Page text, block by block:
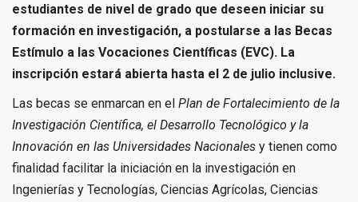
estudiantes de nivel de grado que deseen iniciar su
formación en investigación, a postularse a las Becas
Estímulo a las Vocaciones Científicas (EVC). La
inscripción estará abierta hasta el 2 de julio inclusive.
Las becas se enmarcan en el Plan de Fortalecimiento de la
Investigación Científica, el Desarrollo Tecnológico y la
Innovación en las Universidades Nacionales y tienen como
finalidad facilitar la iniciación en la investigación en
Ingenierías y Tecnologías, Ciencias Agrícolas, Ciencias